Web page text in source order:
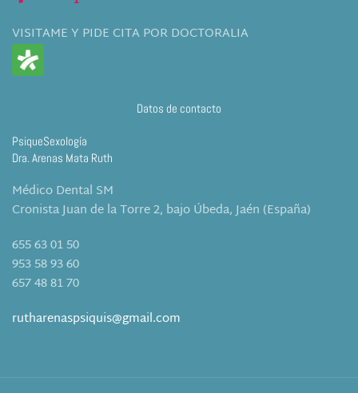
VISITAME Y PIDE CITA POR DOCTORALIA
Datos de contacto
PsiqueSexología
Dra. Arenas Mata Ruth
Médico Dental SM
Cronista Juan de la Torre 2, bajo Úbeda, Jaén (España)
655 63 01 50
953 58 93 60
657 48 81 70
rutharenaspsiquis@gmail.com